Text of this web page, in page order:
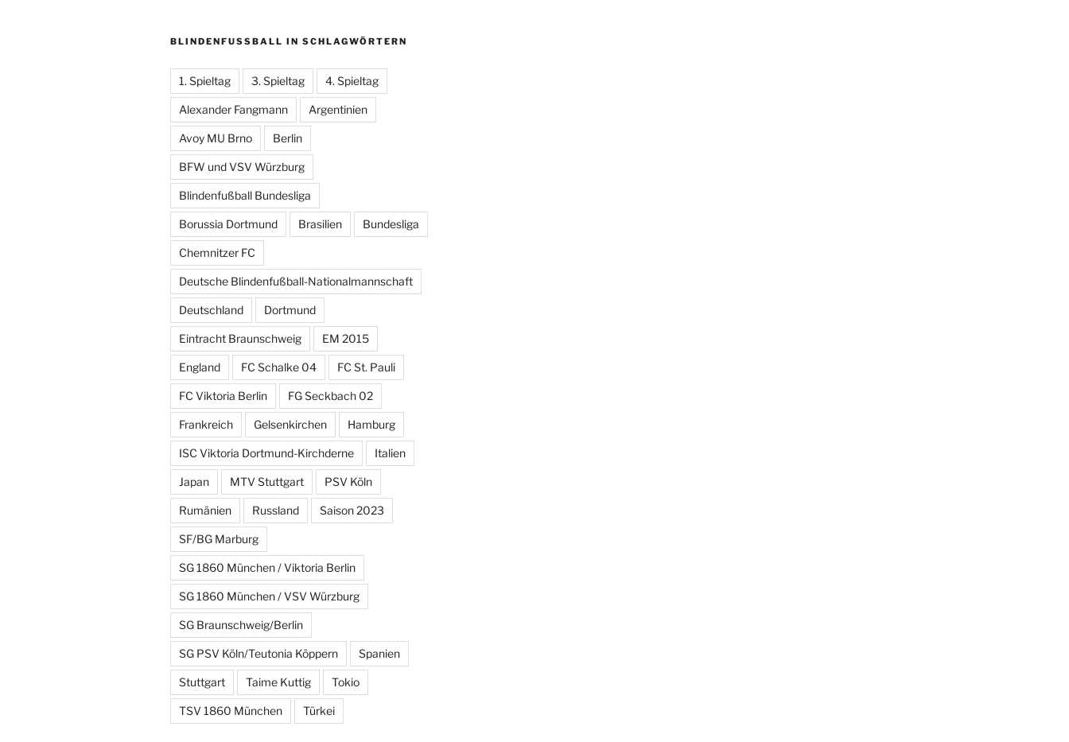
BLINDENFUSSBALL IN SCHLAGWÖRTERN
1. Spieltag 3. Spieltag 4. Spieltag
Alexander Fangmann Argentinien
Avoy MU Brno Berlin
BFW und VSV Würzburg
Blindenfußball Bundesliga
Borussia Dortmund Brasilien Bundesliga
Chemnitzer FC
Deutsche Blindenfußball-Nationalmannschaft
Deutschland Dortmund
Eintracht Braunschweig EM 2015
England FC Schalke 04 FC St. Pauli
FC Viktoria Berlin FG Seckbach 02
Frankreich Gelsenkirchen Hamburg
ISC Viktoria Dortmund-Kirchderne Italien
Japan MTV Stuttgart PSV Köln
Rumänien Russland Saison 2023
SF/BG Marburg
SG 1860 München / Viktoria Berlin
SG 1860 München / VSV Würzburg
SG Braunschweig/Berlin
SG PSV Köln/Teutonia Köppern Spanien
Stuttgart Taime Kuttig Tokio
TSV 1860 München Türkei